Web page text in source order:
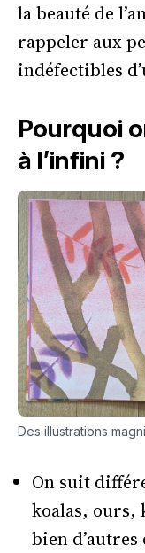
la beauté de
rappeler aux
indéfectibles
Pourquoi
à l’infini ?
Des illustrations
On suit
koalas, ours,
bien